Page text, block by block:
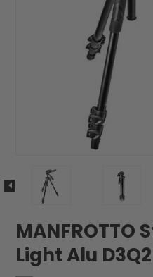
MANFROTTO
Light Alu